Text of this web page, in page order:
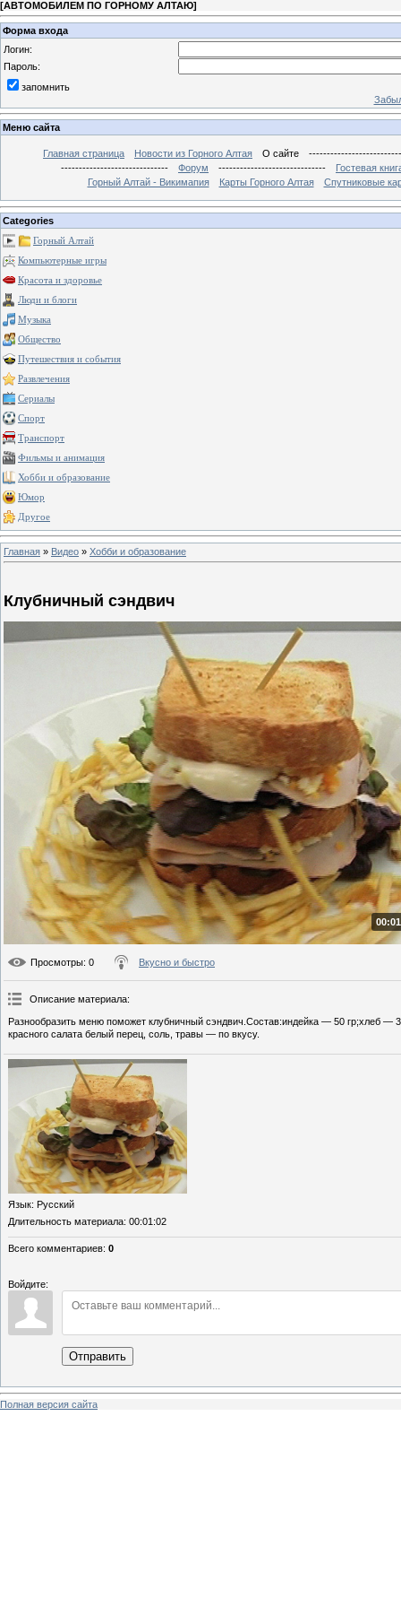
[АВТОМОБИЛЕМ ПО ГОРНОМУ АЛТАЮ]
Форма входа
Логин:
Пароль:
запомнить
Меню сайта
Главная страница Новости из Горного Алтая О сайте
------------------------------
Форум ------------------------------
Гостевая
Горный Алтай - Викимапия
Карты Горного Алтая Спутниковые
Categories
Горный Алтай
Компьютерные игры
Красота и здоровье
Люди и блоги
Музыка
Общество
Путешествия и события
Развлечения
Сериалы
Спорт
Транспорт
Фильмы и анимация
Хобби и образование
Юмор
Другое
Главная » Видео » Хобби и образование
Клубничный сэндвич
Просмотры: 0 Вкусно и быстро
Описание материала:
Разнообразить меню поможет клубничный сэндвич.Состав:индейка — 50 гр;хлеб
красного салата белый перец, соль, травы — по вкусу.
Язык: Русский
Длительность материала: 00:01:02
Всего комментариев: 0
Войдите:
Отправить
Полная версия сайта